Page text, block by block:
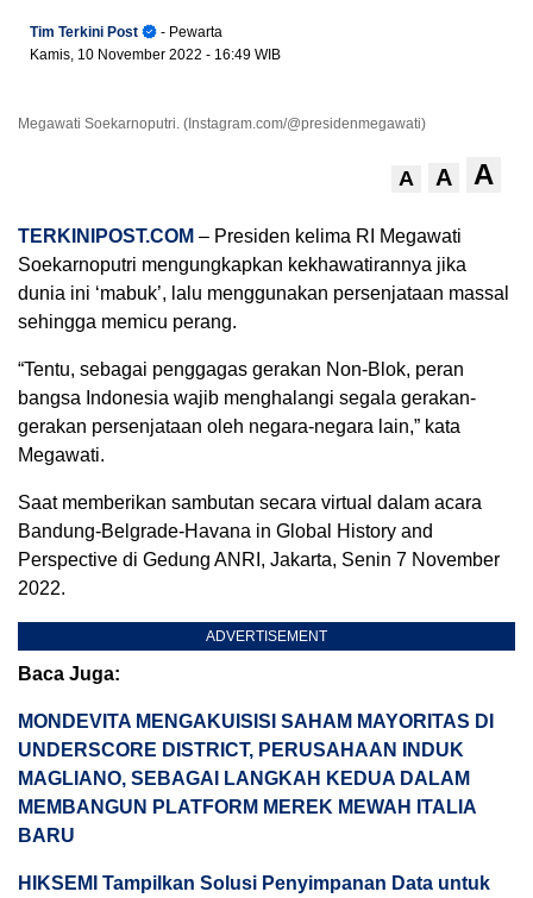
Tim Terkini Post
- Pewarta
Kamis, 10 November 2022 - 16:49 WIB
Megawati Soekarnoputri. (Instagram.com/@presidenmegawati)
A A A
TERKINIPOST.COM – Presiden kelima RI Megawati
Soekarnoputri mengungkapkan kekhawatirannya jika
dunia ini ‘mabuk’, lalu menggunakan persenjataan massal
sehingga memicu perang.
“Tentu, sebagai penggagas gerakan Non-Blok, peran
bangsa Indonesia wajib menghalangi segala gerakan-
gerakan persenjataan oleh negara-negara lain,” kata
Megawati.
Saat memberikan sambutan secara virtual dalam acara
Bandung-Belgrade-Havana in Global History and
Perspective di Gedung ANRI, Jakarta, Senin 7 November
2022.
ADVERTISEMENT
Baca Juga:
MONDEVITA MENGAKUISISI SAHAM MAYORITAS DI
UNDERSCORE DISTRICT, PERUSAHAAN INDUK
MAGLIANO, SEBAGAI LANGKAH KEDUA DALAM
MEMBANGUN PLATFORM MEREK MEWAH ITALIA
BARU
HIKSEMI Tampilkan Solusi Penyimpanan Data untuk